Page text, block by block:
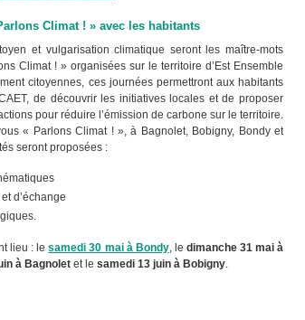
Climat ! » avec les habitants
et vulgarisation climatique seront les maître-mots
Climat ! » organisées sur le territoire d’Est Ensemble
citoyennes, ces journées permettront aux habitants
de découvrir les initiatives locales et de proposer
pour réduire l’émission de carbone sur le territoire.
« Parlons Climat ! », à Bagnolet, Bobigny, Bondy et
seront proposées :
d’échange
lieu : le samedi 30 mai à Bondy, le dimanche 31 mai à
à Bagnolet et le samedi 13 juin à Bobigny.